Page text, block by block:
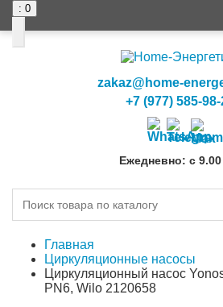
: 0
zakaz@home-
+7 (977) 585-
Ежедневно: с
Главная
Циркуляционные насосы
Циркуляционный насос
PN6, Wilo 2120658